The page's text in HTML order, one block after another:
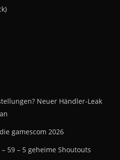
Neuer Händler-Leak
gamescom 2026
59 – 5 geheime Shoutouts